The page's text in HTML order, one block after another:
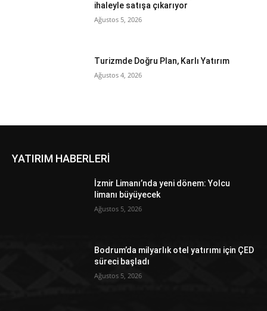
ihaleyle satışa çıkarıyor
Ağustos 5, 2026
Turizmde Doğru Plan, Karlı Yatırım
Ağustos 4, 2026
YATIRIM HABERLERİ
İzmir Limanı’nda yeni dönem: Yolcu
limanı büyüyecek
Ağustos 5, 2026
Bodrum’da milyarlık otel yatırımı için ÇED
süreci başladı
Ağustos 5, 2026